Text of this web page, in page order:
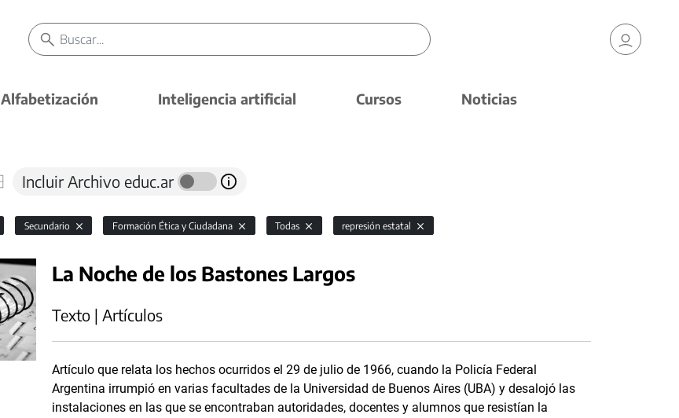
Alfabetización Inteligencia artificial Cursos Noticias
Incluir Archivo educ.ar
Secundario Formación Ética y Ciudadana Todas represión estatal
La Noche de los Bastones Largos
Texto | Artículos
Artículo que relata los hechos ocurridos el 29 de julio de 1966, cuando la Policía Federal
Argentina irrumpió en varias facultades de la Universidad de Buenos Aires (UBA) y desalojó las
instalaciones en las que se encontraban autoridades, docentes y alumnos que resistían la